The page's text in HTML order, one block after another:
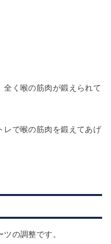
く喉の筋肉が鍛えられて
レで喉の筋肉を鍛えてあげ
の調整です。